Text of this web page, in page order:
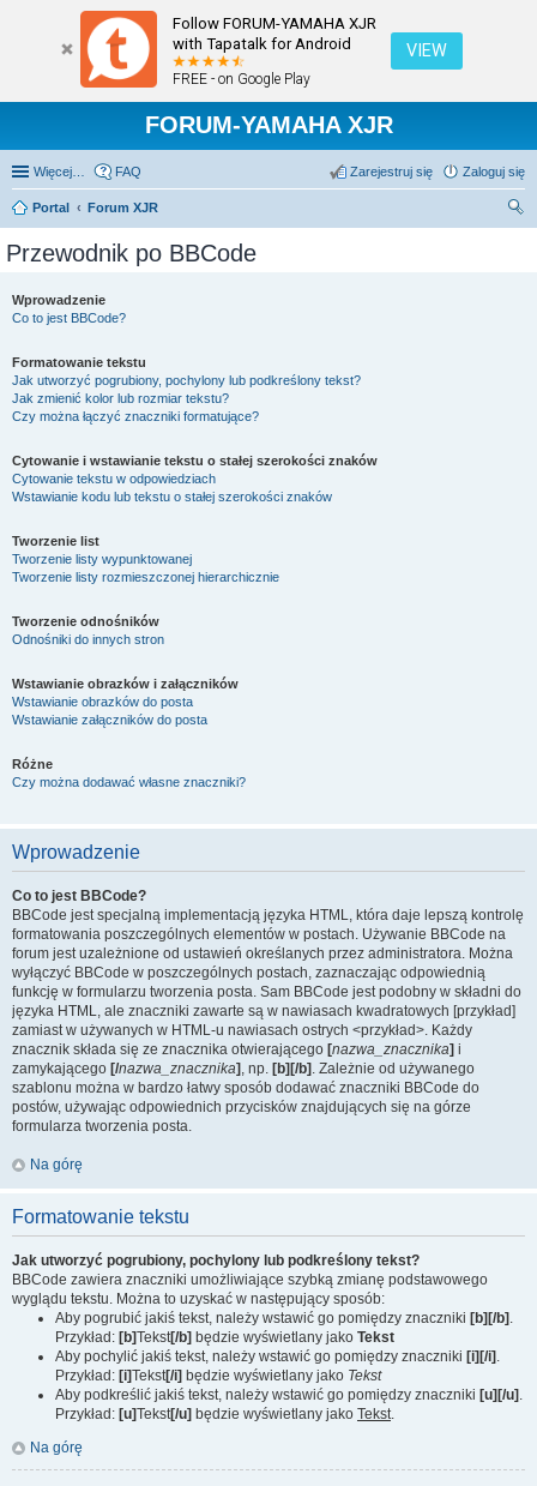
Follow FORUM-YAMAHA XJR
with Tapatalk for Android
FREE - on Google Play
VIEW
FORUM-YAMAHA XJR
Więcej… FAQ Zaloguj się
Zarejestruj się
Portal
Forum XJR
Przewodnik po BBCode
Wprowadzenie
Co to jest BBCode?
Formatowanie tekstu
Jak utworzyć pogrubiony, pochylony lub podkreślony tekst?
Jak zmienić kolor lub rozmiar tekstu?
Czy można łączyć znaczniki formatujące?
Cytowanie i wstawianie tekstu o stałej szerokości znaków
Cytowanie tekstu w odpowiedziach
Wstawianie kodu lub tekstu o stałej szerokości znaków
Tworzenie list
Tworzenie listy wypunktowanej
Tworzenie listy rozmieszczonej hierarchicznie
Tworzenie odnośników
Odnośniki do innych stron
Wstawianie obrazków i załączników
Wstawianie obrazków do posta
Wstawianie załączników do posta
Różne
Czy można dodawać własne znaczniki?
Wprowadzenie
Co to jest BBCode?
BBCode jest specjalną implementacją języka HTML, która daje lepszą kontrolę
formatowania poszczególnych elementów w postach. Używanie BBCode na
forum jest uzależnione od ustawień określanych przez administratora. Można
wyłączyć BBCode w poszczególnych postach, zaznaczając odpowiednią
funkcję w formularzu tworzenia posta. Sam BBCode jest podobny w składni do
języka HTML, ale znaczniki zawarte są w nawiasach kwadratowych [przykład]
zamiast w używanych w HTML-u nawiasach ostrych <przykład>. Każdy
znacznik składa się ze znacznika otwierającego [nazwa_znacznika] i
zamykającego [/nazwa_znacznika] , np. [b][/b] . Zależnie od używanego
szablonu można w bardzo łatwy sposób dodawać znaczniki BBCode do
postów, używając odpowiednich przycisków znajdujących się na górze
formularza tworzenia posta.
Na górę
Formatowanie tekstu
Jak utworzyć pogrubiony, pochylony lub podkreślony tekst?
BBCode zawiera znaczniki umożliwiające szybką zmianę podstawowego
wyglądu tekstu. Można to uzyskać w następujący sposób:
Aby pogrubić jakiś tekst, należy wstawić go pomiędzy znaczniki [b][/b] .
Przykład: [b]Tekst[/b] będzie wyświetlany jako Tekst
Aby pochylić jakiś tekst, należy wstawić go pomiędzy znaczniki [i][/i] .
Przykład: [i]Tekst[/i] będzie wyświetlany jako Tekst
Aby podkreślić jakiś tekst, należy wstawić go pomiędzy znaczniki [u][/u] .
Przykład: [u]Tekst[/u] będzie wyświetlany jako Tekst.
Na górę